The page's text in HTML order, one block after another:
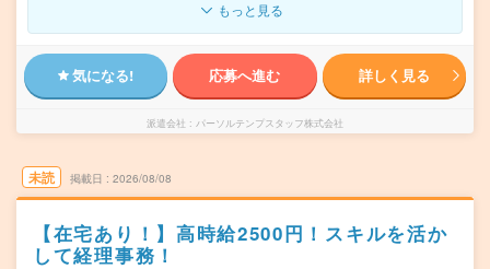
もっと見る
気になる! 応募へ進む 詳しく見る
派遣会社 パーソルテンプスタッフ株式会社
未読 掲載日 2026/08/08
【在宅あり！】高時給2500円！スキルを活か
して経理事務！